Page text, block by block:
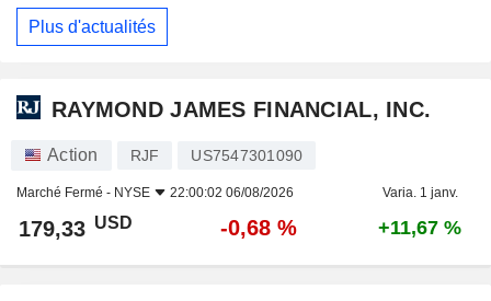
Plus d'actualités
RAYMOND JAMES FINANCIAL, INC.
Action RJF US7547301090
Marché Fermé - NYSE 22:00:02 06/08/2026 Varia. 1 janv.
179,33 USD -0,68 % +11,67 %